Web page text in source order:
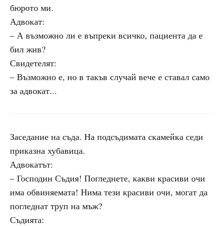
бюрото ми.
Адвокат:
– А възможно ли е въпреки всичко, пациента да е
бил жив?
Свидетелят:
– Възможно е, но в такъв случай вече е ставал само
за адвокат...
Заседание на съда. На подсъдимата скамейка седи
приказна хубавица.
Адвокатът:
– Господин Съдия! Погледнете, какви красиви очи
има обвиняемата! Нима тези красиви очи, могат да
погледнат труп на мъж?
Съдията: